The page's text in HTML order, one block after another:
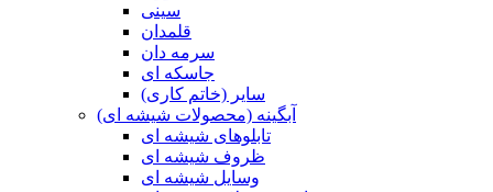
سینی
قلمدان
سرمه دان
جاسکه ای
سایر (خاتم کاری)
آبگینه (محصولات شیشه ای)
تابلوهای شیشه ای
ظروف شیشه ای
وسایل شیشه ای